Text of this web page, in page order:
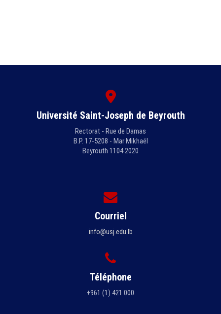
Université Saint-Joseph de Beyrouth
Rectorat - Rue de Damas
B.P. 17-5208 - Mar Mikhaël
Beyrouth 1104 2020
Courriel
info@usj.edu.lb
Téléphone
+961 (1) 421 000